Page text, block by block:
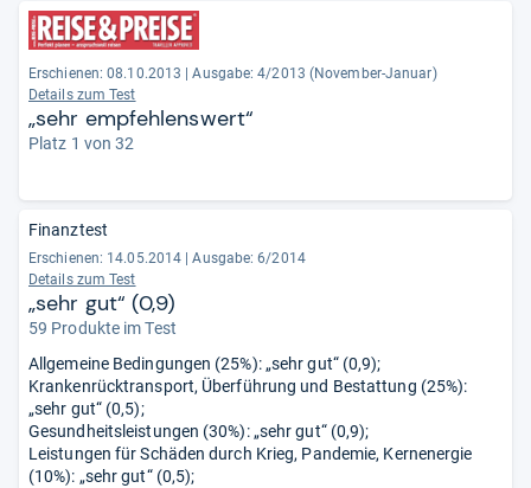
Erschienen: 08.10.2013
Ausgabe: 4/2013 (November-Januar)
Details zum Test
„sehr empfehlenswert“
Platz 1 von 32
Finanztest
Erschienen: 14.05.2014
Ausgabe: 6/2014
Details zum Test
„sehr gut“ (0,9)
59 Produkte im Test
Allgemeine Bedingungen (25%): „sehr gut“ (0,9);
Krankenrücktransport, Überführung und Bestattung (25%):
„sehr gut“ (0,5);
Gesundheitsleistungen (30%): „sehr gut“ (0,9);
Leistungen für Schäden durch Krieg, Pandemie, Kernenergie
(10%): „sehr gut“ (0,5);